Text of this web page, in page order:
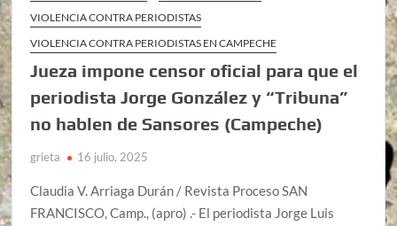
VIOLENCIA CONTRA PERIODISTAS
VIOLENCIA CONTRA PERIODISTAS EN CAMPECHE
Jueza impone censor oficial para que el
periodista Jorge González y “Tribuna”
no hablen de Sansores (Campeche)
grieta 16 julio, 2025
Claudia V. Arriaga Durán / Revista Proceso SAN
FRANCISCO, Camp., (apro) .- El periodista Jorge Luis